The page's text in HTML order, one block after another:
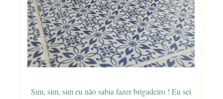
Sim, sim, sim eu não sabia fazer brigadeiro ! Eu sei